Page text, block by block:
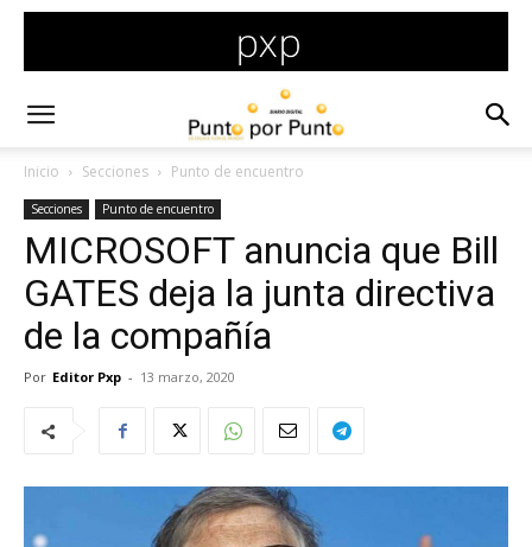
Inicio Secciones Punto de encuentro
Secciones Punto de encuentro
MICROSOFT anuncia que Bill
GATES deja la junta directiva
de la compañía
Por Editor Pxp - 13 marzo, 2020